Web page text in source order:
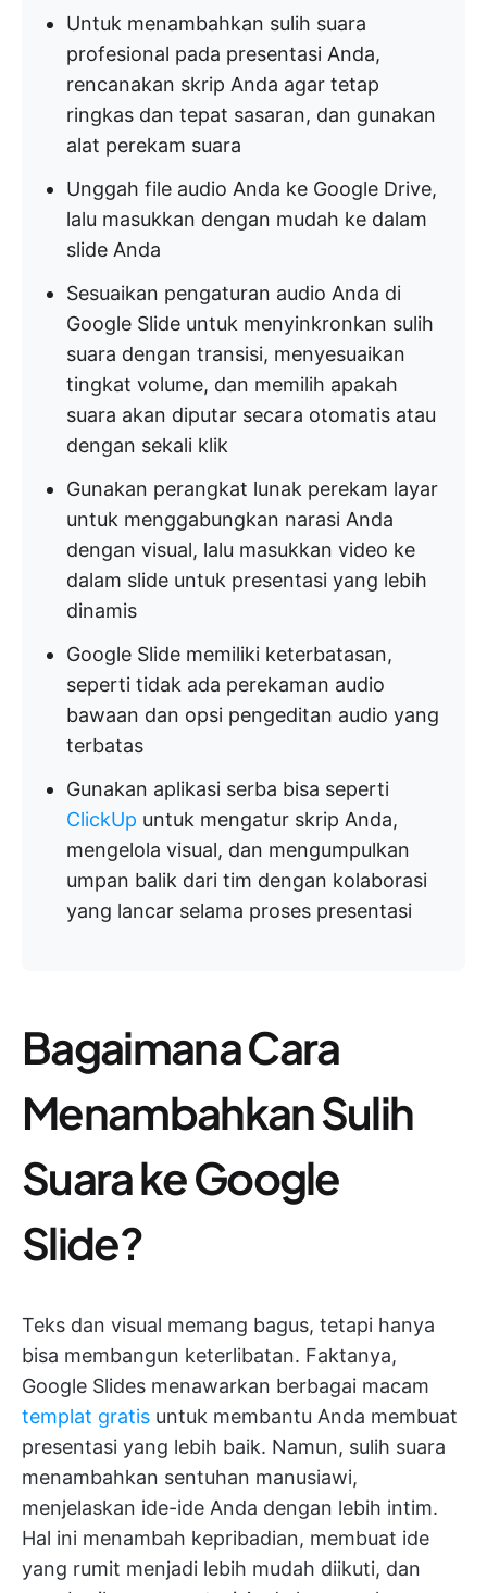
Untuk menambahkan sulih suara
profesional pada presentasi Anda,
rencanakan skrip Anda agar tetap
ringkas dan tepat sasaran, dan gunakan
alat perekam suara
Unggah file audio Anda ke Google Drive,
lalu masukkan dengan mudah ke dalam
slide Anda
Sesuaikan pengaturan audio Anda di
Google Slide untuk menyinkronkan sulih
suara dengan transisi, menyesuaikan
tingkat volume, dan memilih apakah
suara akan diputar secara otomatis atau
dengan sekali klik
Gunakan perangkat lunak perekam layar
untuk menggabungkan narasi Anda
dengan visual, lalu masukkan video ke
dalam slide untuk presentasi yang lebih
dinamis
Google Slide memiliki keterbatasan,
seperti tidak ada perekaman audio
bawaan dan opsi pengeditan audio yang
terbatas
Gunakan aplikasi serba bisa seperti
ClickUp untuk mengatur skrip Anda,
mengelola visual, dan mengumpulkan
umpan balik dari tim dengan kolaborasi
yang lancar selama proses presentasi
Bagaimana Cara
Menambahkan Sulih
Suara ke Google
Slide?
Teks dan visual memang bagus, tetapi hanya
bisa membangun keterlibatan. Faktanya,
Google Slides menawarkan berbagai macam
templat gratis untuk membantu Anda membuat
presentasi yang lebih baik. Namun, sulih suara
menambahkan sentuhan manusiawi,
menjelaskan ide-ide Anda dengan lebih intim.
Hal ini menambah kepribadian, membuat ide
yang rumit menjadi lebih mudah diikuti, dan